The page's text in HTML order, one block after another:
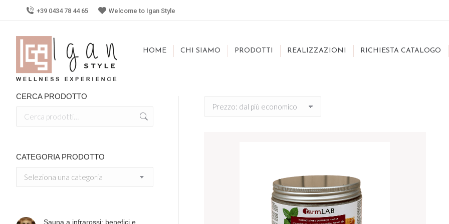
+39 0434 78 44 65 Welcome to Igan Style
HOME CHI SIAMO PRODOTTI REALIZZAZIONI RICHIESTA CATALOGO
CERCA PRODOTTO
CATEGORIA PRODOTTO
Seleziona una categoria
Sauna a infrarossi: benefici e